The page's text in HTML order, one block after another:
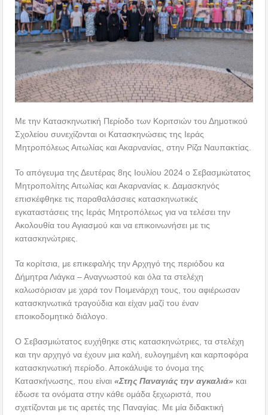
Με την Κατασκηνωτική Περίοδο των Κοριτσιών του Δημοτικού
Σχολείου συνεχίζονται οι Κατασκηνώσεις της Ιεράς
Μητροπόλεως Αιτωλίας και Ακαρνανίας, στην Ρίζα Ναυπακτίας.
Το απόγευμα της Δευτέρας 8ης Ιουλίου 2024 ο Σεβασμιώτατος
Μητροπολίτης Αιτωλίας και Ακαρνανίας κ. Δαμασκηνός
επισκέφθηκε τις παραθαλάσσιες κατασκηνωτικές
εγκαταστάσεις της Ιεράς Μητροπόλεως για να τελέσει την
Ακολουθία του Αγιασμού και να επικοινωνήσει με τις
κατασκηνώτριες.
Τα κορίτσια, με επικεφαλής την Αρχηγό της περιόδου κα
Δήμητρα Λιάγκα – Αναγνωστού και όλα τα στελέχη
καλωσόρισαν με χαρά τον Ποιμενάρχη τους, του αφιέρωσαν
κατασκηνωτικά τραγούδια και είχαν μαζί του έναν
εποικοδομητικό διάλογο.
Ο Σεβασμιώτατος ευχήθηκε στις κατασκηνώτριες, τα στελέχη
και την αρχηγό να έχουν μια καλή, ευλογημένη και καρποφόρα
κατασκηνωτική περίοδο. Αποκάλυψε το όνομα της
Κατασκήνωσης, που είναι«Στης Παναγιάς την αγκαλιά» και
έδωσε τα ονόματα στην κάθε ομάδα ξεχωριστά, που
σχετίζονται με τις αρετές της Παναγίας. Με μία διδακτική